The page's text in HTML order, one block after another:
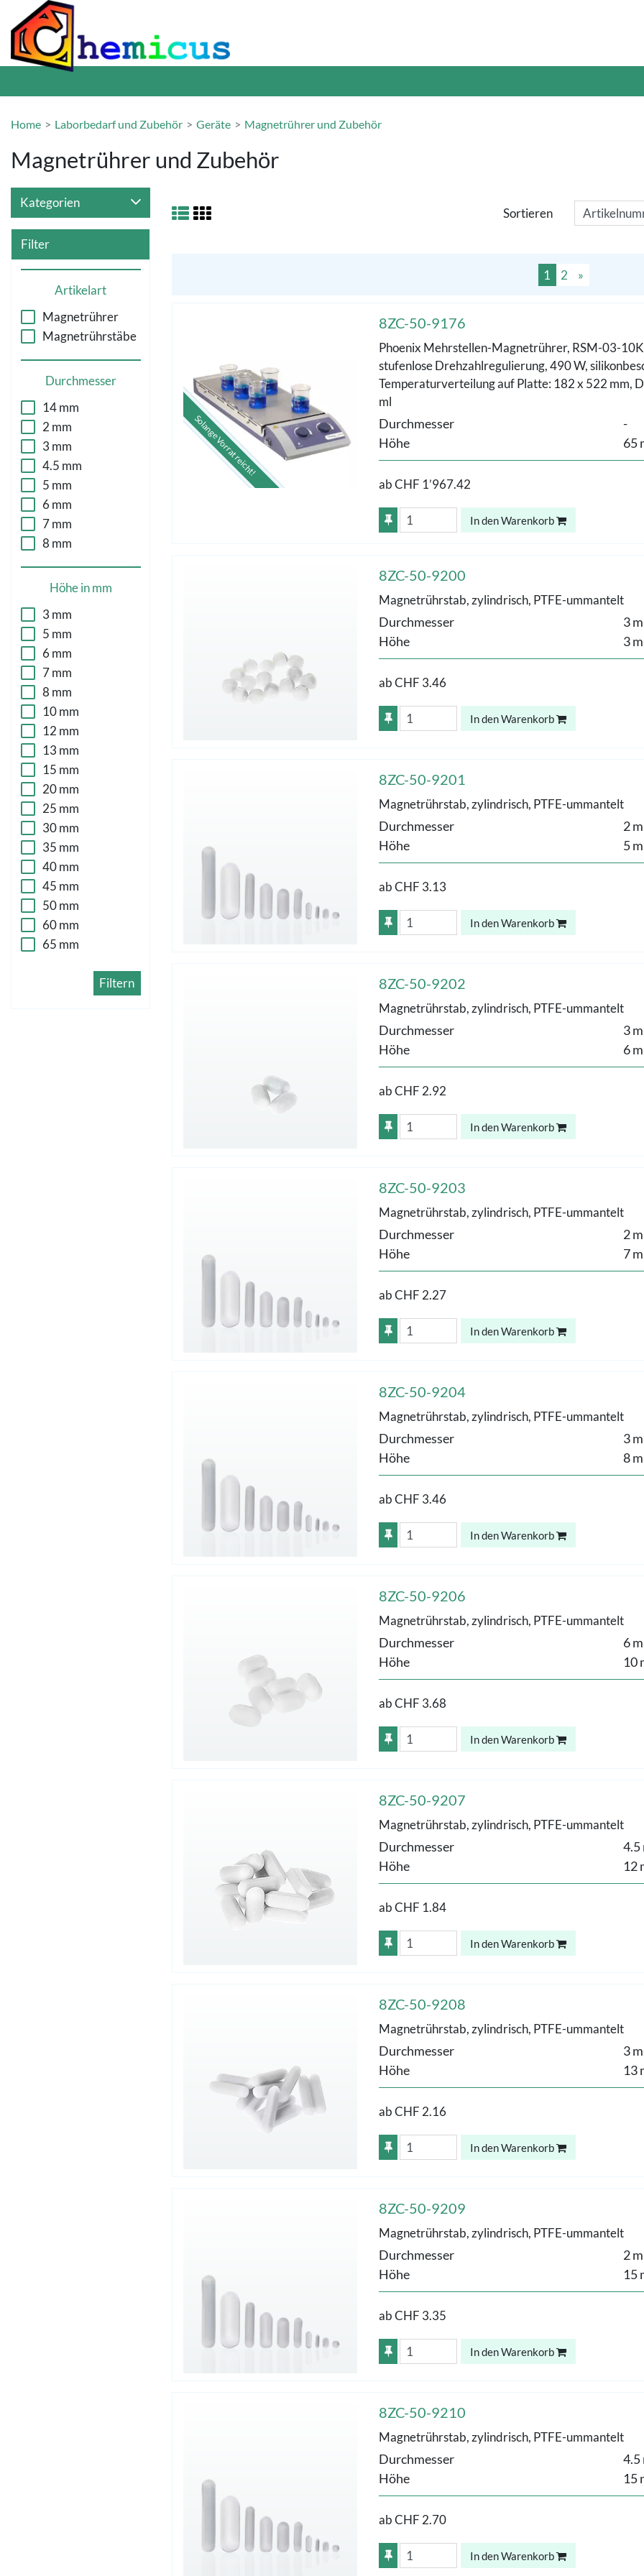
Home Laborbedarf und Zubehör Geräte Magnetrührer und Zubehör
Magnetrührer und Zubehör
Kategorien
Filter
Artikelart
Magnetrührer
Magnetrührstäbe
Durchmesser
14 mm
2 mm
3 mm
4.5 mm
5 mm
6 mm
7 mm
8 mm
Höhe in mm
3 mm
5 mm
6 mm
7 mm
8 mm
10 mm
12 mm
13 mm
15 mm
20 mm
25 mm
30 mm
35 mm
40 mm
45 mm
50 mm
60 mm
65 mm
Filtern
Sortieren
1 2 »
Solange Vorrat reicht!
8ZC-50-9176
Phoenix Mehrstellen-Magnetrührer, RSM-03-
stufenlose Drehzahlregulierung, 490 W,
Temperaturverteilung auf Platte: 182 x 522 mm,
ml
Durchmesser
-
Höhe
65
abCHF 1’967.42
In den Warenkorb
8ZC-50-9200
Magnetrührstab, zylindrisch, PTFE-ummantelt
Durchmesser
3
Höhe
3
abCHF 3.46
In den Warenkorb
8ZC-50-9201
Magnetrührstab, zylindrisch, PTFE-ummantelt
Durchmesser
2
Höhe
5
abCHF 3.13
In den Warenkorb
8ZC-50-9202
Magnetrührstab, zylindrisch, PTFE-ummantelt
Durchmesser
3
Höhe
6
abCHF 2.92
In den Warenkorb
8ZC-50-9203
Magnetrührstab, zylindrisch, PTFE-ummantelt
Durchmesser
2
Höhe
7
abCHF 2.27
In den Warenkorb
8ZC-50-9204
Magnetrührstab, zylindrisch, PTFE-ummantelt
Durchmesser
3
Höhe
8
abCHF 3.46
In den Warenkorb
8ZC-50-9206
Magnetrührstab, zylindrisch, PTFE-ummantelt
Durchmesser
6
Höhe
10
abCHF 3.68
In den Warenkorb
8ZC-50-9207
Magnetrührstab, zylindrisch, PTFE-ummantelt
Durchmesser
4.5
Höhe
12
abCHF 1.84
In den Warenkorb
8ZC-50-9208
Magnetrührstab, zylindrisch, PTFE-ummantelt
Durchmesser
3
Höhe
13
abCHF 2.16
In den Warenkorb
8ZC-50-9209
Magnetrührstab, zylindrisch, PTFE-ummantelt
Durchmesser
2
Höhe
15
abCHF 3.35
In den Warenkorb
8ZC-50-9210
Magnetrührstab, zylindrisch, PTFE-ummantelt
Durchmesser
4.5
Höhe
15
abCHF 2.70
In den Warenkorb